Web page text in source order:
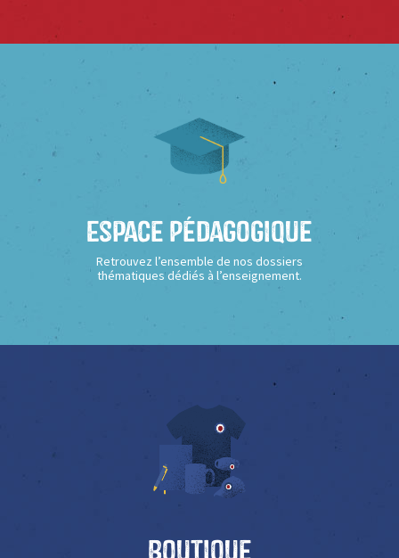
Espace Pédagogique
Retrouvez l’ensemble de nos dossiers
thématiques dédiés à l’enseignement.
Boutique